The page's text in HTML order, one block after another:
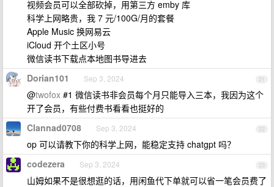
视频会员可以全部砍掉，用第三方 emby 库
科学上网略贵，我 7 元/100G/月的套餐
Apple Music 换网易云
iCloud 开个土区小号
微信读书下载点本地图书导进去
21
Dorian101 Sep 3, 2024
@twofox #1 微信读书非会员每个月只能导入三本，我因为这个
开了会员，有些付费书看看也挺好的
22
Clannad0708 Sep 3, 2024
op 可以请教下你的科学上网，能稳定支持 chatgpt 吗？
23
codezera Sep 3, 2024
山姆如果不是很想逛的话，用闲鱼代下单就可以省一笔会员费了